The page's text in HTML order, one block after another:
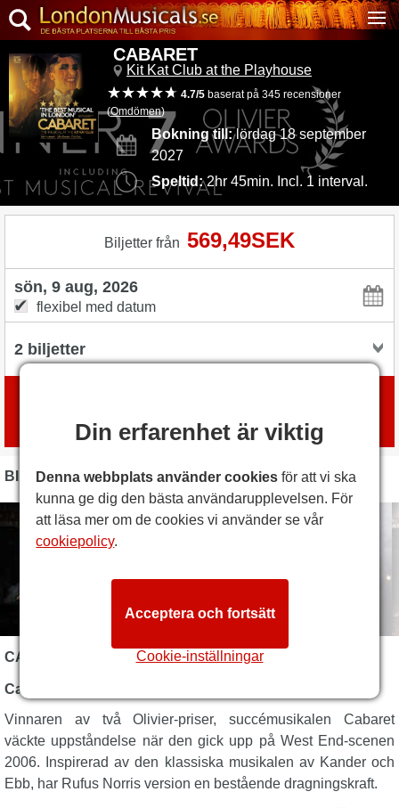
CABARET
Kit Kat Club at the Playhouse
4.7/5 baserat på 345 recensioner
(Omdömen)
Bokning till:lördag 18 september
2027
Speltid:2hr 45min. Incl. 1 interval.
Biljetter från 569,49SEK
flexibel med datum
med London Box Office
BILDER
CABARET BESKRIVNING
Cabaret – Sann romantik mot en tragisk bakgrund.
Vinnaren av två Olivier-priser, succémusikalen Cabaret
väckte uppståndelse när den gick upp på West End-scenen
2006. Inspirerad av den klassiska musikalen av Kander och
Ebb, har Rufus Norris version en bestående dragningskraft.
Din erfarenhet är viktig
Denna webbplats använder cookies för att vi ska
kunna ge dig den bästa användarupplevelsen. För
att läsa mer om de cookies vi använder se vår
cookiepolicy.
Cookie-inställningar
Acceptera och fortsätt